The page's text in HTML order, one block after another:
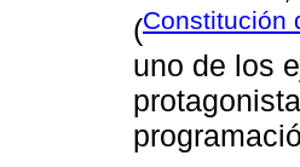
(Constitución
uno de los